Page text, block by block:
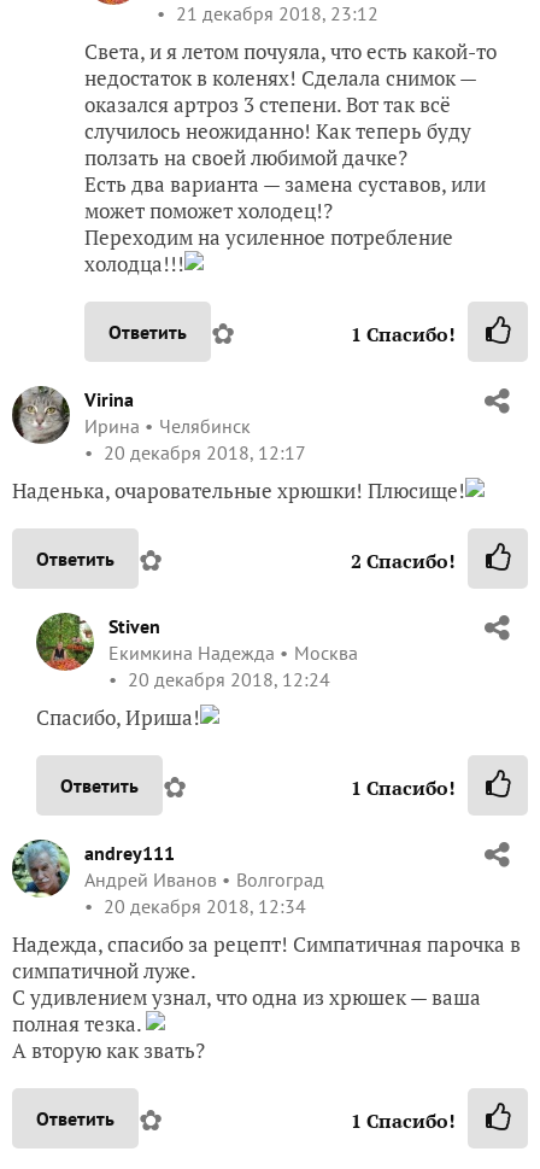
21 декабря 2018, 23:12
Света, и я летом почуяла, что есть какой-то
недостаток в коленях! Сделала снимок —
оказался артроз 3 степени. Вот так всё
случилось неожиданно! Как теперь буду
ползать на своей любимой дачке?
Есть два варианта — замена суставов, или
может поможет холодец!?
Переходим на усиленное потребление
холодца!!!
Ответить ✿ 1 Спасибо!
Virina
Ирина
Челябинск
20 декабря 2018, 12:17
Наденька, очаровательные хрюшки! Плюсище!
Ответить ✿ 2 Спасибо!
Stiven
Екимкина Надежда
Москва
20 декабря 2018, 12:24
Спасибо, Ириша!
Ответить ✿ 1 Спасибо!
andrey111
Андрей Иванов
Волгоград
20 декабря 2018, 12:34
Надежда, спасибо за рецепт! Симпатичная парочка в
симпатичной луже.
С удивлением узнал, что одна из хрюшек — ваша
полная тезка.
А вторую как звать?
Ответить ✿ 1 Спасибо!